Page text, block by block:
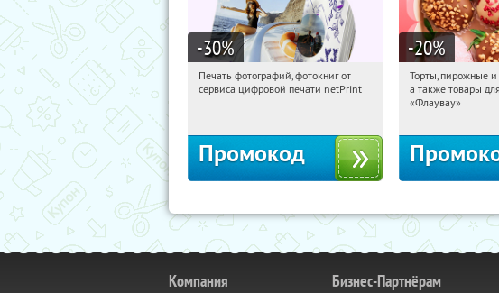
-30%
19:05:23 Получили:
Печать фотографий, фотокниг от
сервиса цифровой печати netPrint
Промокод
-20%
19:05:23
Россия
Торты, пирожные и
а также товары
«Флаувау»
Компания Бизнес-Партнёрам